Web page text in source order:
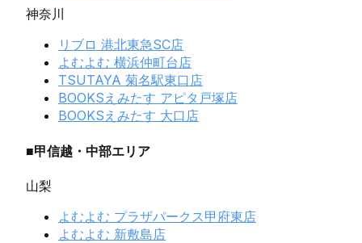
神奈川
リブロ 港北東急SC店
よむよむ 横浜仲町台店
TSUTAYA 菊名駅東口店
BOOKSえみたす アピタ戸塚店
BOOKSえみたす 大口店
■甲信越・中部エリア
山梨
よむよむ プラザパークス甲府東店
よむよむ 新敷島店